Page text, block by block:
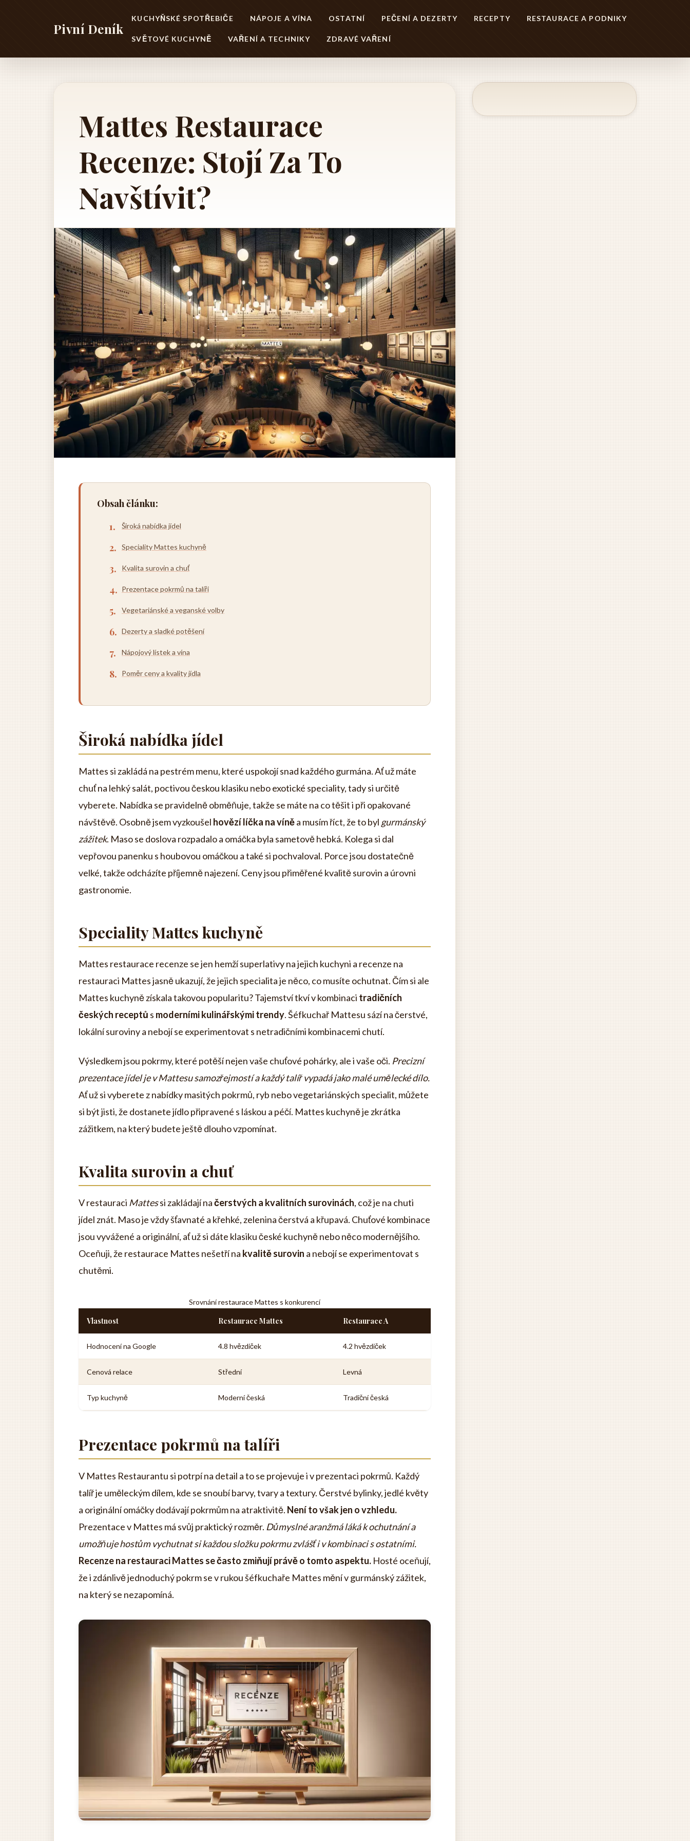
Pivní Deník
KUCHYŇSKÉ SPOTŘEBIČE NÁPOJE A VÍNA OSTATNÍ PEČENÍ A DEZERTY RECEPTY RESTAURACE A PODNIKY
SVĚTOVÉ KUCHYNĚ VAŘENÍ A TECHNIKY ZDRAVÉ VAŘENÍ
Mattes Restaurace
Recenze: Stojí Za To
Navštívit?
Obsah článku:
Široká nabídka jídel
Speciality Mattes kuchyně
Kvalita surovin a chuť
Prezentace pokrmů na talíři
Vegetariánské a veganské volby
Dezerty a sladké potěšení
Nápojový lístek a vína
Poměr ceny a kvality jídla
Široká nabídka jídel
Mattes si zakládá na pestrém menu, které uspokojí snad každého gurmána. Ať už máte
chuť na lehký salát, poctivou českou klasiku nebo exotické speciality, tady si určitě
vyberete. Nabídka se pravidelně obměňuje, takže se máte na co těšit i při opakované
návštěvě. Osobně jsem vyzkoušel hovězí líčka na víněa musím říct, že to byl gurmánský
zážitek. Maso se doslova rozpadalo a omáčka byla sametově hebká. Kolega si dal
vepřovou panenku s houbovou omáčkou a také si pochvaloval. Porce jsou dostatečně
velké, takže odcházíte příjemně najezení. Ceny jsou přiměřené kvalitě surovin a úrovni
gastronomie.
Speciality Mattes kuchyně
Mattes restaurace recenze se jen hemží superlativy na jejich kuchyni a recenze na
restauraci Mattes jasně ukazují, že jejich specialita je něco, co musíte ochutnat. Čím si ale
Mattes kuchyně získala takovou popularitu? Tajemství tkví v kombinaci tradičních
českých receptů s moderními kulinářskými trendy. Šéfkuchař Mattesu sází na čerstvé,
lokální suroviny a nebojí se experimentovat s netradičními kombinacemi chutí.
Výsledkem jsou pokrmy, které potěší nejen vaše chuťové pohárky, ale i vaše oči. Precizní
prezentace jídel je v Mattesu samozřejmostí a každý talíř vypadá jako malé umělecké dílo.
Ať už si vyberete z nabídky masitých pokrmů, ryb nebo vegetariánských specialit, můžete
si být jisti, že dostanete jídlo připravené s láskou a péčí. Mattes kuchyně je zkrátka
zážitkem, na který budete ještě dlouho vzpomínat.
Kvalita surovin a chuť
V restauraci Mattessi zakládají načerstvých a kvalitních surovinách, což je na chuti
jídel znát. Maso je vždy šťavnaté a křehké, zelenina čerstvá a křupavá. Chuťové kombinace
jsou vyvážené a originální, ať už si dáte klasiku české kuchyně nebo něco modernějšího.
Oceňuji, že restaurace Mattes nešetří na kvalitě surovin a nebojí se experimentovat s
chutěmi.
Srovnání restaurace Mattes s konkurencí
Vlastnost Restaurace Mattes Restaurace A
Hodnocení na Google 4.8 hvězdiček 4.2 hvězdiček
Cenová relace Střední Levná
Typ kuchyně Moderní česká Tradiční česká
Prezentace pokrmů na talíři
V Mattes Restaurantu si potrpí na detail a to se projevuje i v prezentaci pokrmů. Každý
talíř je uměleckým dílem, kde se snoubí barvy, tvary a textury. Čerstvé bylinky, jedlé květy
a originální omáčky dodávají pokrmům na atraktivitě. Není to však jen o vzhledu.
Prezentace v Mattes má svůj praktický rozměr. Důmyslné aranžmá láká k ochutnání a
umožňuje hostům vychutnat si každou složku pokrmu zvlášť i v kombinaci s ostatními.
Recenze na restauraci Mattes se často zmiňují právě o tomto aspektu. Hosté oceňují,
že i zdánlivě jednoduchý pokrm se v rukou šéfkuchaře Mattes mění v gurmánský zážitek,
na který se nezapomíná.